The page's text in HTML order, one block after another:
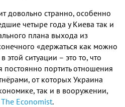
довольно странно, особенно
четыре года у Киева так и
плана выхода из
«держаться как можно
ситуации – это то, что
постоянно портить отношения
от которых Украина
так и в вооружении,
The Economist.